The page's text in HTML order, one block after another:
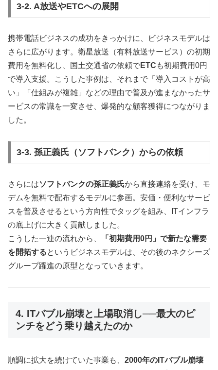
3-2. A放送やETCへの展開
携帯電話ビジネスの成功をきっかけに、ビジネスモデルは
さらに広がります。衛星放送（有料放送サービス）の初期
費用を無料化し、国土交通省の依頼でETC も初期費用0円
で導入支援。こうした事例は、それまで「導入コストが高
い」「仕組みが複雑」などの理由で普及が進まなかったサ
ービスの常識を一変させ、爆発的な顧客獲得につながりま
した。
3-3. 孫正義氏（ソフトバンク）からの依頼
さらにはソフトバンクの孫正義氏から直接連絡を受け、モ
デムを無料で配布するモデルに参画。安価・便利なサービ
スを普及させるという方向性でタッグを組み、ITインフラ
の底上げに大きく貢献しました。
こうした一連の流れから、
「初期費用0円」で新たな需要
を開拓するというビジネスモデルは、その後のネクシーズ
グループ躍進の原型となっていきます。
4. ITバブル崩壊と上場取消し──最大のピ
ンチをどう乗り越えたのか
順調に拡大を続けていた事業も、 2000年のITバブル崩壊